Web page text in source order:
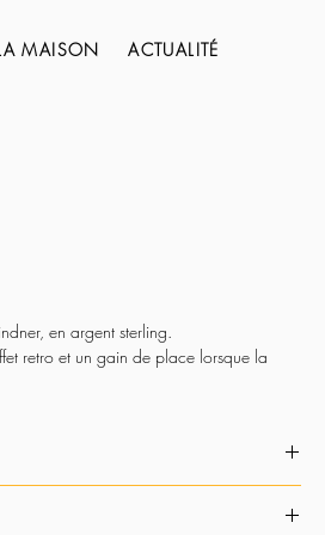
MAISON ACTUALITÉ
en argent sterling.
retro et un gain de place lorsque la